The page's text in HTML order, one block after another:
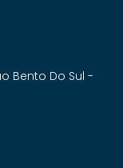
Bento Do Sul -